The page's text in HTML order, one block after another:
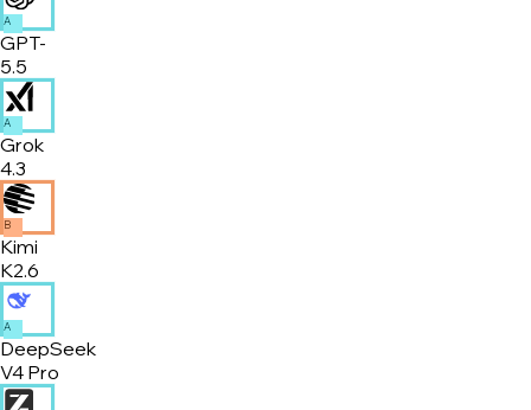
A
GPT-
5.5
A
Grok
4.3
B
Kimi
K2.6
A
DeepSeek
V4 Pro